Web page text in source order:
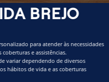
BREJO
para atender às necessidades
e assistências.
variar dependendo de diversos
hábitos de vida e as coberturas